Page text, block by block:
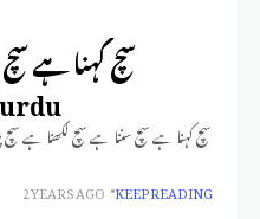
سچ کہنا ہے
سچ کہنا ہے سچ سننا ہے سچ لکھنا ہے
2 YEARS AGO KEEP READING